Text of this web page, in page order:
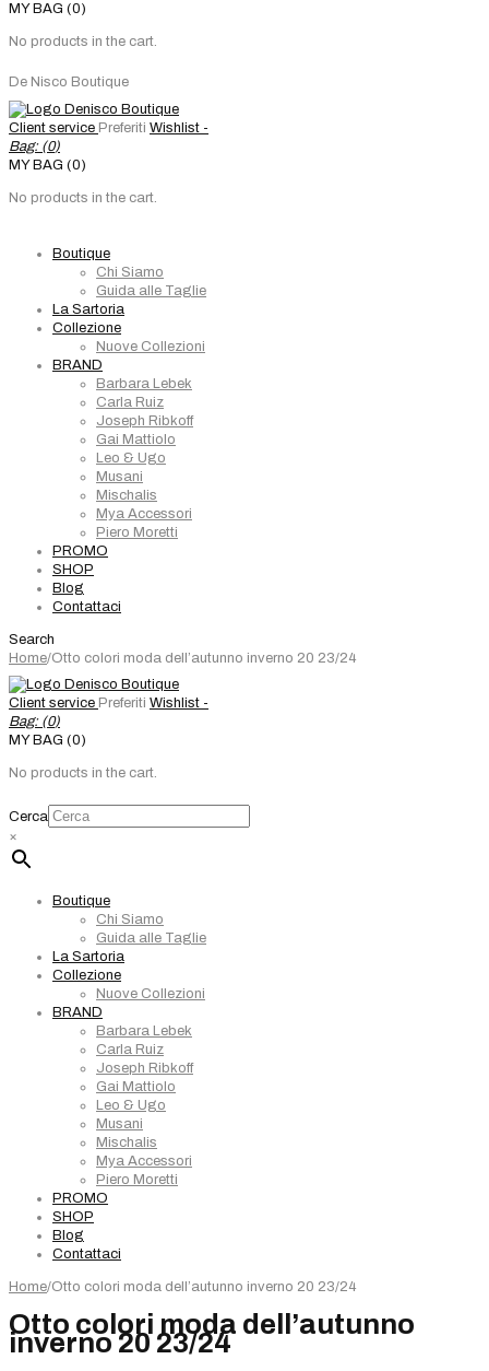
MY BAG (0)
No products in the cart.
De Nisco Boutique
Client service Preferiti Wishlist -
Bag: (0)
MY BAG (0)
No products in the cart.
Boutique
Chi Siamo
Guida alle Taglie
La Sartoria
Collezione
Nuove Collezioni
BRAND
Barbara Lebek
Carla Ruiz
Joseph Ribkoff
Gai Mattiolo
Leo & Ugo
Musani
Mischalis
Mya Accessori
Piero Moretti
PROMO
SHOP
Blog
Contattaci
Search
Home/Otto colori moda dell’autunno inverno 20 23/24
Client service Preferiti Wishlist -
Bag: (0)
MY BAG (0)
No products in the cart.
Cerca
×
Boutique
Chi Siamo
Guida alle Taglie
La Sartoria
Collezione
Nuove Collezioni
BRAND
Barbara Lebek
Carla Ruiz
Joseph Ribkoff
Gai Mattiolo
Leo & Ugo
Musani
Mischalis
Mya Accessori
Piero Moretti
PROMO
SHOP
Blog
Contattaci
Home/Otto colori moda dell’autunno inverno 20 23/24
Otto colori moda dell’autunno
inverno 20 23/24